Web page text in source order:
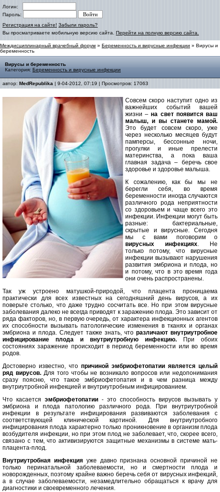
Логин:
Пароль:
Регистрация на сайте! Забыли пароль?
Вы просматриваете мобильную версию сайта. Перейти на полную версию сайта.
Междисциплинарный врачебный форум » Беременность и вирусные инфекции » Вирусы и
беременность
Вирусы и беременность
Категория: Беременность и вирусные инфекции
автор: MedRepublika | 9-04-2012, 07:19 | Просмотров: 17063
Совсем скоро наступит одно из
важнейших событий вашей
жизни –на свет появится ваш
малыш, и вы станете мамой.
Это будет совсем скоро, уже
через несколько месяцев будут
памперсы, бессонные ночи,
прогулки и иные прелести
материнства, а пока ваша
главная задача – беречь свое
здоровье и здоровье малыша.
К сожалению, как бы мы не
берегли себя, во время
беременности иногда случаются
различного рода неприятности
со здоровьем и чаще всего это
инфекции. Инфекции могут быть
разные: бактериальные,
скрытые и вирусные. Сегодня
мы с вами поговорим о
вирусных инфекциях. Не
только потому, что вирусные
инфекции вызывают нарушения
развития эмбриона и плода, но
и потому, что в это время года
они очень распространены.
Так уж устроено матушкой-природой, что плацента проницаема
практически для всех известных на сегодняшний день вирусов, а их
поверьте столько, что даже трудно сосчитать все. Но при этом вирусные
заболевания далеко не всегда приводят к заражению плода. Это зависит от
ряда факторов, но, в первую очередь, от характера инфекционных агентов
их способности вызывать патологические изменения в тканях и органах
эмбриона и плода. Следует также знать, что различают внутриутробное
инфицирование плода и внутриутробную инфекцию. При обоих
состояниях заражение происходит в период беременности или во время
родов.
Достоверно известно, что причиной эмбриофетопатии является целый
ряд вирусов.Для того чтобы не возникало вопросов или недопонимания
сразу поясню, что такое эмбриофетопатия и в чем разница между
внутриутробной инфекцией и внутриутробным инфицированием.
Что касается эмбриофетопатии - это способность вирусов вызывать у
эмбриона и плода патологию различного рода. При внутриутробной
инфекции в результате инфицирования развиваются заболевания с
соответствующей клинической картиной. Для внутриутробного
инфицирования плода характерно только проникновение в организм плода
возбудителя инфекции, но при этом плод не заболевает, что, скорее всего,
связано с тем, что активизируются защитные механизмы в системе мать-
плацента-плод.
Внутриутробная инфекцияуже давно признана основной причиной не
только перинатальной заболеваемости, но и смертности плода и
новорожденных, поэтому крайне важно беречь себя от вирусных инфекций,
а в случае заболеваемости, незамедлительно обращаться к врачу для
диагностики и своевременного лечения.